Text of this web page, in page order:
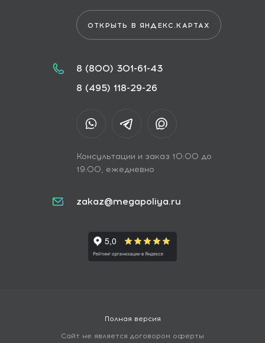
ОТКРЫТЬ В ЯНДЕКС.КАРТАХ
8 (800) 301-61-43
8 (495) 118-29-26
Консультации и заказ 10:00 до
19:00, ежедневно
zakaz@megapoliya.ru
Полная версия
Сайт не является договором оферты